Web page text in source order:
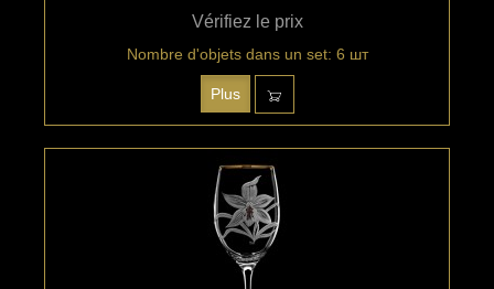
Vérifiez le prix
Nombre d'objets dans un set: 6 шт
Plus